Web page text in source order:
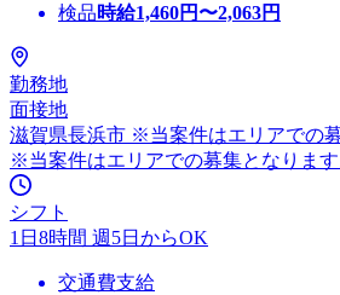
検品時給1,460円〜2,063円
勤務地
面接地
滋賀県長浜市 ※当案件はエリアでの
※当案件はエリアでの募集となります
シフト
1日8時間 週5日からOK
交通費支給